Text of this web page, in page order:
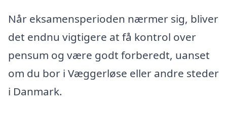
Når eksamensperioden nærmer sig, bliver
det endnu vigtigere at få kontrol over
pensum og være godt forberedt, uanset
om du bor i Væggerløse eller andre steder
i Danmark.